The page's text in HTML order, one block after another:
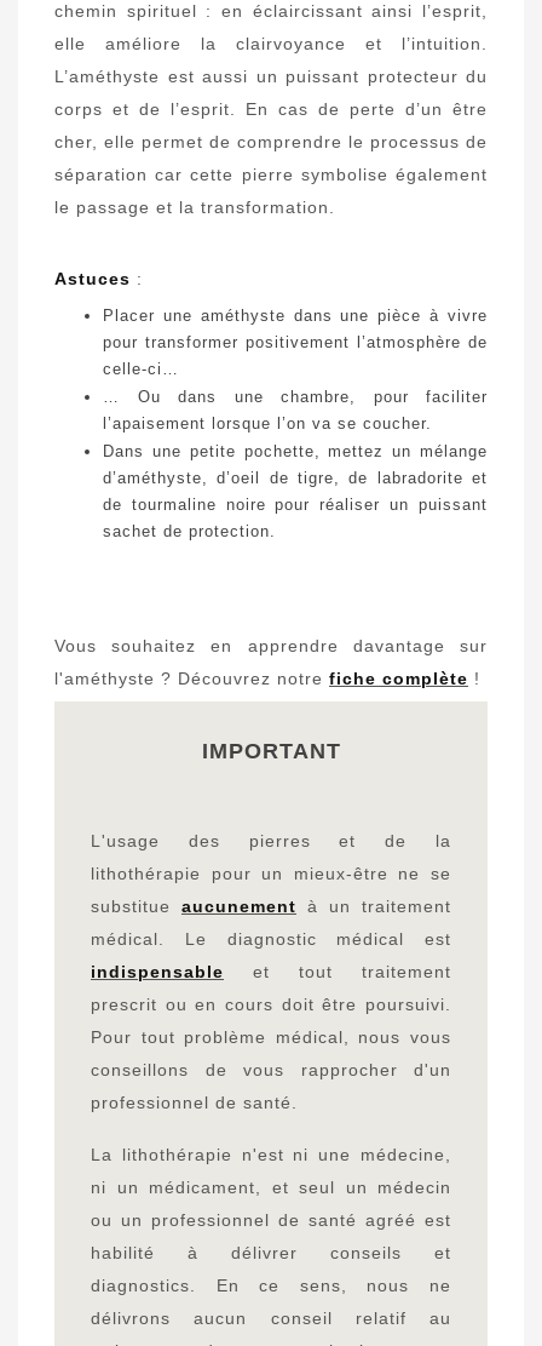
chemin spirituel : en éclaircissant ainsi l’esprit,
elle améliore la clairvoyance et l’intuition.
L’améthyste est aussi un puissant protecteur du
corps et de l’esprit. En cas de perte d’un être
cher, elle permet de comprendre le processus de
séparation car cette pierre symbolise également
le passage et la transformation.
Astuces :
Placer une améthyste dans une pièce à vivre
pour transformer positivement l’atmosphère de
celle-ci…
… Ou dans une chambre, pour faciliter
l’apaisement lorsque l’on va se coucher.
Dans une petite pochette, mettez un mélange
d’améthyste, d’oeil de tigre, de labradorite et
de tourmaline noire pour réaliser un puissant
sachet de protection.
Vous souhaitez en apprendre davantage sur
l'améthyste ? Découvrez notre fiche complète !
IMPORTANT
L'usage des pierres et de la
lithothérapie pour un mieux-être ne se
substitue aucunement à un traitement
médical. Le diagnostic médical est
indispensable et tout traitement
prescrit ou en cours doit être poursuivi.
Pour tout problème médical, nous vous
conseillons de vous rapprocher d'un
professionnel de santé.
La lithothérapie n'est ni une médecine,
ni un médicament, et seul un médecin
ou un professionnel de santé agréé est
habilité à délivrer conseils et
diagnostics. En ce sens, nous ne
délivrons aucun conseil relatif au